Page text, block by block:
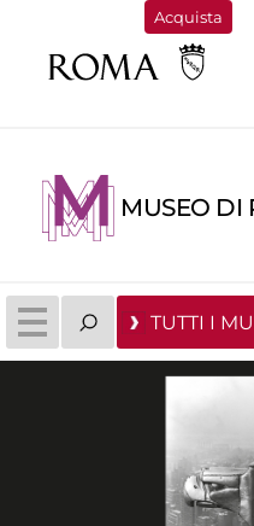
Acquista
MUSEO DI
TUTTI I